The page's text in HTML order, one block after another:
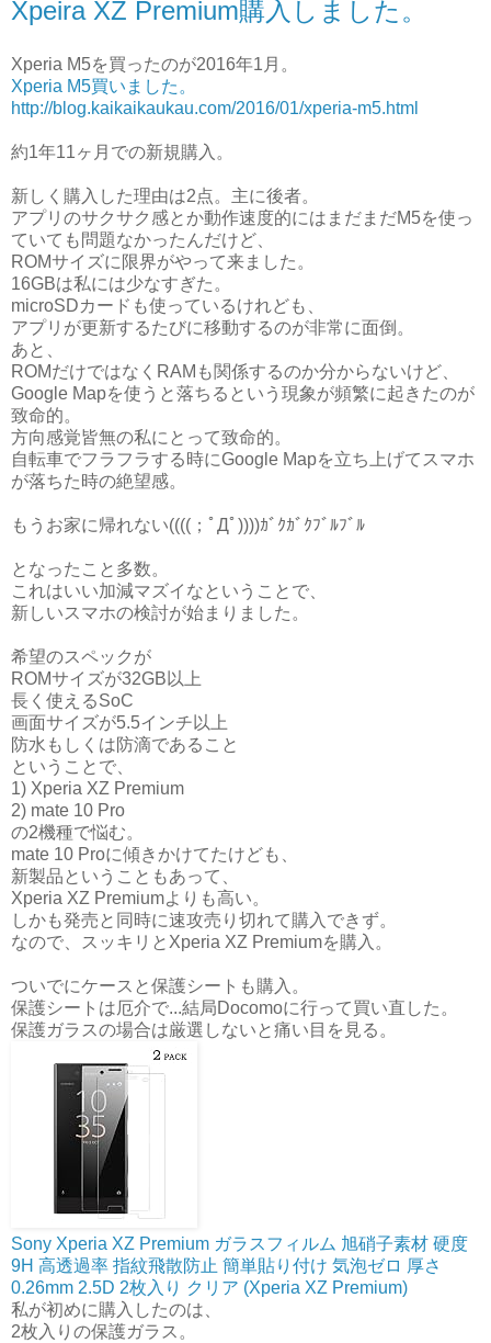
Xpeira XZ Premium購入しました。
Xperia M5を買ったのが2016年1月。
Xperia M5買いました。
http://blog.kaikaikaukau.com/2016/01/xperia-m5.html
約1年11ヶ月での新規購入。
新しく購入した理由は2点。主に後者。
アプリのサクサク感とか動作速度的にはまだまだM5を使っ
ていても問題なかったんだけど、
ROMサイズに限界がやって来ました。
16GBは私には少なすぎた。
microSDカードも使っているけれども、
アプリが更新するたびに移動するのが非常に面倒。
あと、
ROMだけではなくRAMも関係するのか分からないけど、
Google Mapを使うと落ちるという現象が頻繁に起きたのが
致命的。
方向感覚皆無の私にとって致命的。
自転車でフラフラする時にGoogle Mapを立ち上げてスマホ
が落ちた時の絶望感。
もうお家に帰れない((((；ﾟДﾟ))))ｶﾞｸｶﾞｸﾌﾞﾙﾌﾞﾙ
となったこと多数。
これはいい加減マズイなということで、
新しいスマホの検討が始まりました。
希望のスペックが
ROMサイズが32GB以上
長く使えるSoC
画面サイズが5.5インチ以上
防水もしくは防滴であること
ということで、
1) Xperia XZ Premium
2) mate 10 Pro
の2機種で悩む。
mate 10 Proに傾きかけてたけども、
新製品ということもあって、
Xperia XZ Premiumよりも高い。
しかも発売と同時に速攻売り切れて購入できず。
なので、スッキリとXperia XZ Premiumを購入。
ついでにケースと保護シートも購入。
保護シートは厄介で...結局Docomoに行って買い直した。
保護ガラスの場合は厳選しないと痛い目を見る。
Sony Xperia XZ Premium ガラスフィルム 旭硝子素材 硬度
9H 高透過率 指紋飛散防止 簡単貼り付け 気泡ゼロ 厚さ
0.26mm 2.5D 2枚入り クリア (Xperia XZ Premium)
私が初めに購入したのは、
2枚入りの保護ガラス。